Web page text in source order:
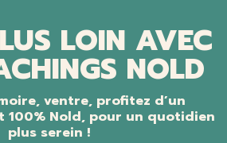
LOIN AVEC
NOLD
ventre, profitez d’un
100% Nold, pour un quotidien
plus serein !